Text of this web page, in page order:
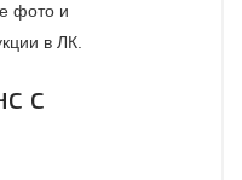
фото и
в ЛК.
с